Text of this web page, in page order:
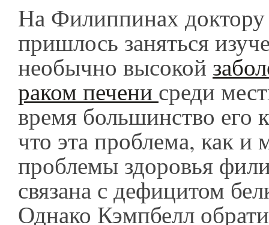
На Филиппинах
пришлось заняться
необычно высокой
раком печени среди
время большинство его
что эта проблема, как и
проблемы здоровья
связана с дефицитом
Однако Кэмпбелл